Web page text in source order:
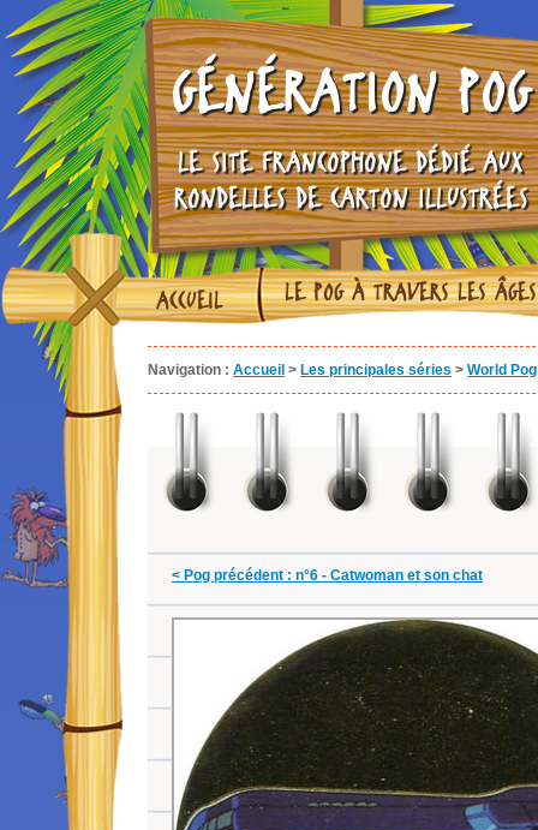
GÉNÉRATION POG
LE SITE FRANCOPHONE DÉDIÉ AUX
RONDELLES DE CARTON ILLUSTRÉES
ACCUEIL LE POG À TRAVERS LES ÂGES
Navigation : Accueil > Les principales séries > World
< Pog précédent : n°6 - Catwoman et son chat